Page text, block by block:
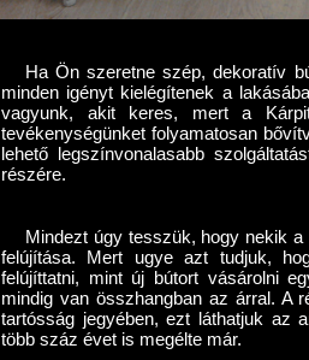
Ha Ön szeretne szép, dekoratív
minden igényt kielégítenek a
vagyunk, akit keres, mert a
tevékenységünket folyamatosan
lehető legszínvonalasabb
részére.
Mindezt úgy tesszük, hogy nekik
felújítása. Mert ugye azt tudjuk,
felújíttatni, mint új bútort vásárolni
mindig van összhangban az árral. A
tartósság jegyében, ezt láthatjuk az
több száz évet is megélte már.